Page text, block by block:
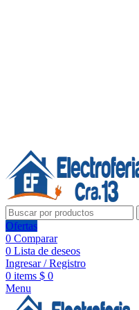
Ofertas
0 Comparar
0 Lista de deseos
Ingresar / Registro
0 items $ 0
Menu